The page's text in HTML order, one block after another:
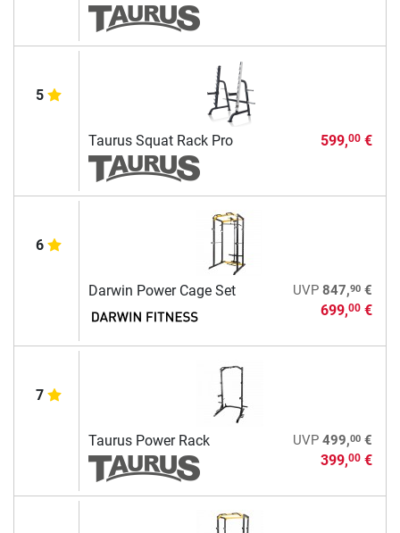
5
Taurus Squat Rack Pro 599,00€
6
Darwin Power Cage Set UVP 847,90€
699,00€
7
Taurus Power Rack UVP 499,00€
399,00€